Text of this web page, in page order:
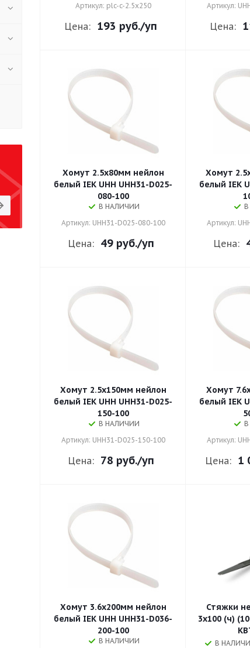
Артикул: plc-c-2.5x250
Цена: 193 руб./уп
Артикул:
Цена:
Хомут 2.5х80мм нейлон
белый IEK UHH UHH31-D025-
080-100
В НАЛИЧИИ
Артикул: UHH31-D025-080-100
Цена: 49 руб./уп
Хомут
белый IEK
Артикул:
Цена:
Хомут 2.5х150мм нейлон
белый IEK UHH UHH31-D025-
150-100
В НАЛИЧИИ
Артикул: UHH31-D025-150-100
Цена: 78 руб./уп
Хомут
белый IEK
Артикул:
Цена: 1
Хомут 3.6х200мм нейлон
белый IEK UHH UHH31-D036-
200-100
В НАЛИЧИИ
Стяжки
3х100 (ч)
В